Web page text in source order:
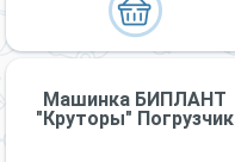
Машинка БИПЛАНТ
"Круторы" Погрузчик